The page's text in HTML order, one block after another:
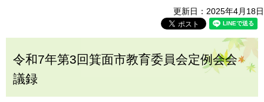
更新日：2025年4月18日
令和7年第3回箕面市教育委員会定例会会
議録